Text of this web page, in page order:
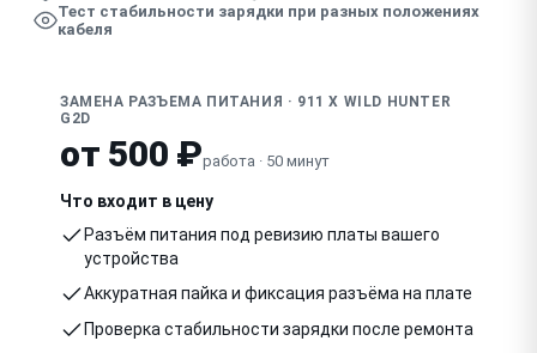
Тест стабильности зарядки при разных положениях
кабеля
ЗАМЕНА РАЗЪЕМА ПИТАНИЯ · 911 X WILD HUNTER
G2D
от 500 ₽работа · 50 минут
Что входит в цену
Разъём питания под ревизию платы вашего
устройства
Аккуратная пайка и фиксация разъёма на плате
Проверка стабильности зарядки после ремонта